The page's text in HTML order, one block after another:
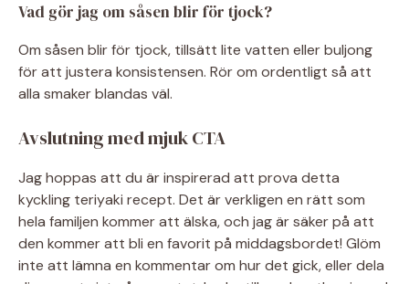
Vad gör jag om såsen blir för tjock?
Om såsen blir för tjock, tillsätt lite vatten eller buljong
för att justera konsistensen. Rör om ordentligt så att
alla smaker blandas väl.
Avslutning med mjuk CTA
Jag hoppas att du är inspirerad att prova detta
kyckling teriyaki recept. Det är verkligen en rätt som
hela familjen kommer att älska, och jag är säker på att
den kommer att bli en favorit på middagsbordet! Glöm
inte att lämna en kommentar om hur det gick, eller dela